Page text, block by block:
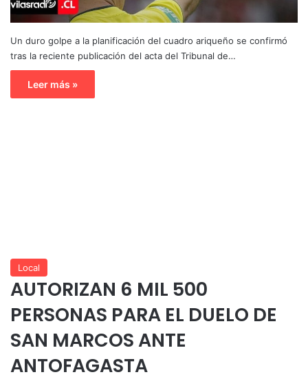
Un duro golpe a la planificación del cuadro ariqueño se confirmó
tras la reciente publicación del acta del Tribunal de…
Leer más »
Local
AUTORIZAN 6 MIL 500
PERSONAS PARA EL DUELO DE
SAN MARCOS ANTE
ANTOFAGASTA